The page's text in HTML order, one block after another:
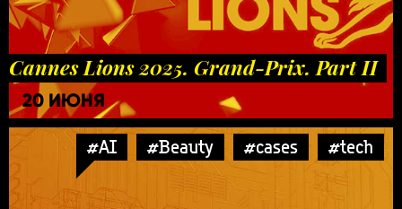
Cannes Lions 2025. Grand-Prix. Part II
20 ИЮНЯ
#AI #Beauty #cases #tech